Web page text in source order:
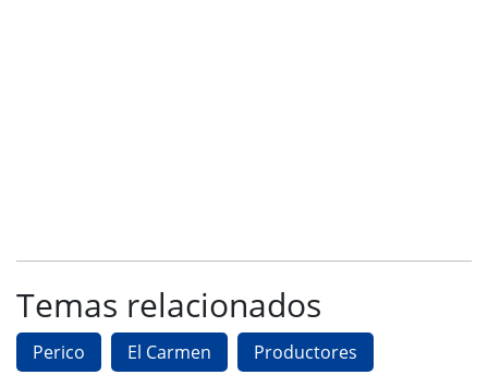
Temas relacionados
Perico El Carmen Productores